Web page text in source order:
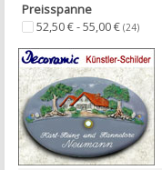
Preisspanne
52,50 € - 55,00 € (24)